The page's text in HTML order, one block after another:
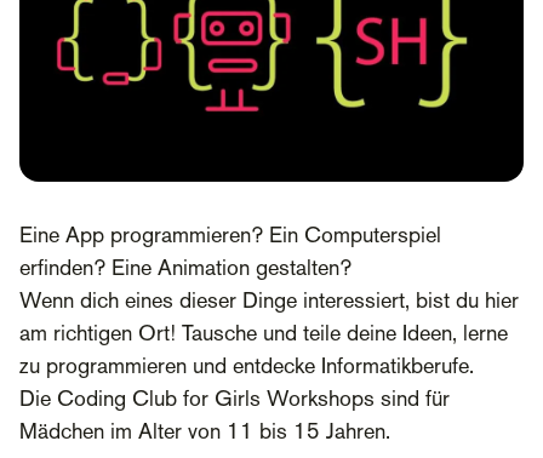
Eine App programmieren? Ein Computerspiel
erfinden? Eine Animation gestalten?
Wenn dich eines dieser Dinge interessiert, bist du hier
am richtigen Ort! Tausche und teile deine Ideen, lerne
zu programmieren und entdecke Informatikberufe.
Die Coding Club for Girls Workshops sind für
Mädchen im Alter von 11 bis 15 Jahren.